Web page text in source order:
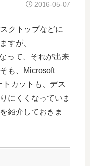
2016-05-07
クトップなどに
すが、
って、それが出来
も、Microsoft
カットも、デス
にくくなっていま
紹介しておきま